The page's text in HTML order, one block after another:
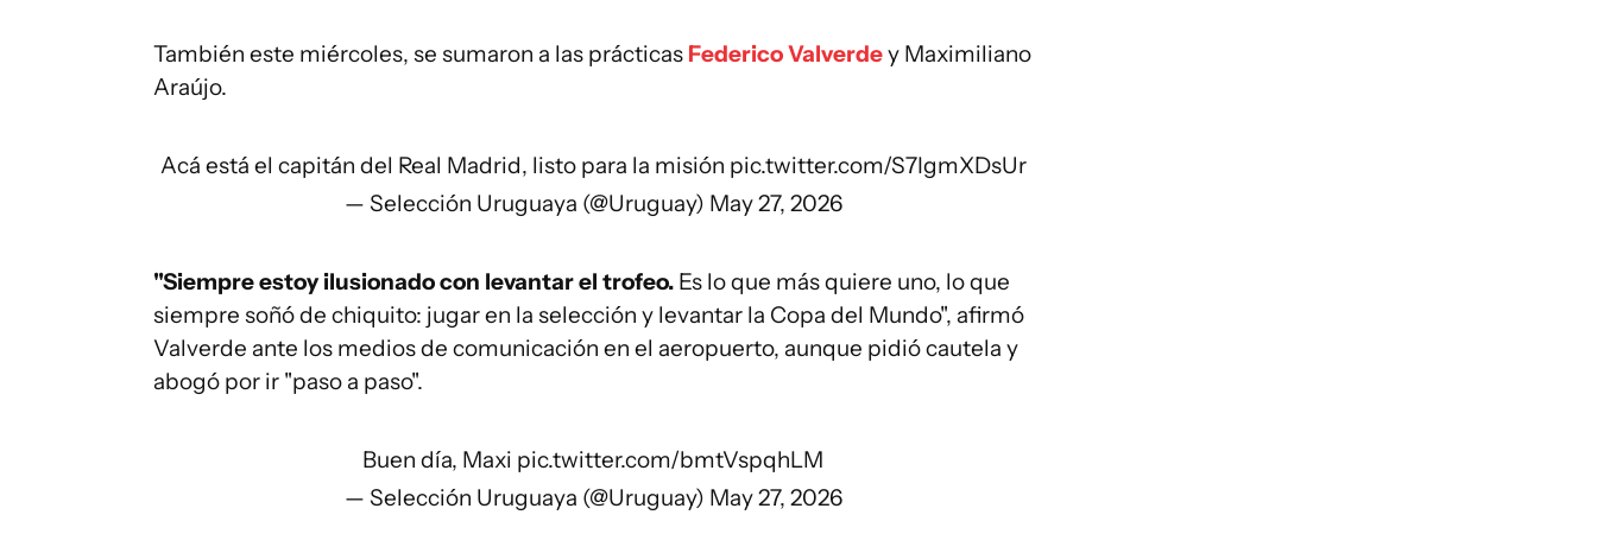
También este miércoles, se sumaron a las prácticas Federico Valverdey Maximiliano
Araújo.
Acá está el capitán del Real Madrid, listo para la misión pic.twitter.com/S7IgmXDsUr
— Selección Uruguaya (@Uruguay) May 27, 2026
"Siempre estoy ilusionado con levantar el trofeo. Es lo que más quiere uno, lo que
siempre soñó de chiquito: jugar en la selección y levantar la Copa del Mundo", afirmó
Valverde ante los medios de comunicación en el aeropuerto, aunque pidió cautela y
abogó por ir "paso a paso".
Buen día, Maxi pic.twitter.com/bmtVspqhLM
— Selección Uruguaya (@Uruguay) May 27, 2026